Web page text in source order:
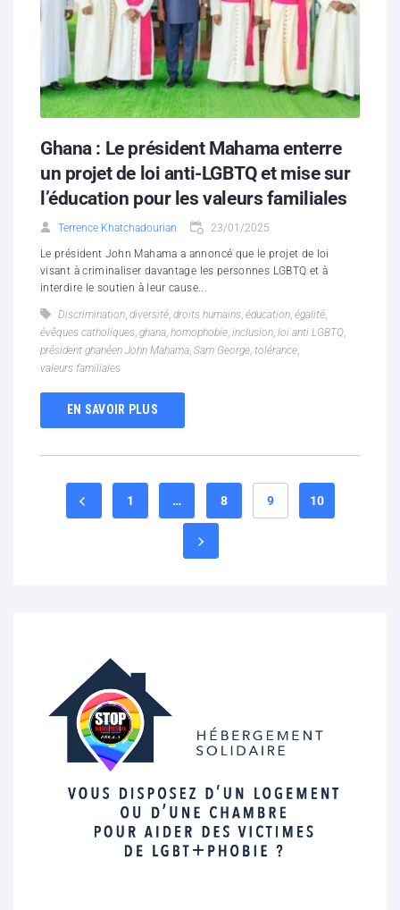
Ghana : Le président Mahama enterre
un projet de loi anti-LGBTQ et mise sur
l’éducation pour les valeurs familiales
Terrence Khatchadourian 23/01/2025
Le président John Mahama a annoncé que le projet de loi
visant à criminaliser davantage les personnes LGBTQ et à
interdire le soutien à leur cause...
Discrimination, diversité, droits humains, éducation, égalité,
évêques catholiques, ghana, homophobie, inclusion, loi anti LGBTQ,
président ghanéen John Mahama, Sam George, tolérance,
valeurs familiales
EN SAVOIR PLUS
1 … 8 9 10